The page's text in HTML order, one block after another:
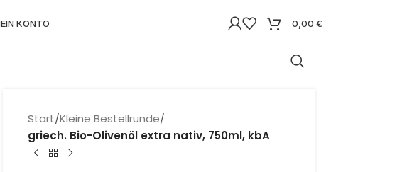
KONTO 0,00 €
Start/Kleine Bestellrunde/
griech. Bio-Olivenöl extra nativ, 750ml, kbA